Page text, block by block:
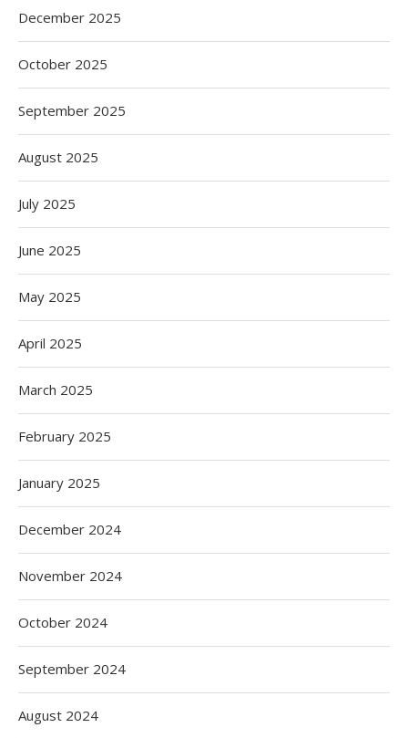
December 2025
October 2025
September 2025
August 2025
July 2025
June 2025
May 2025
April 2025
March 2025
February 2025
January 2025
December 2024
November 2024
October 2024
September 2024
August 2024